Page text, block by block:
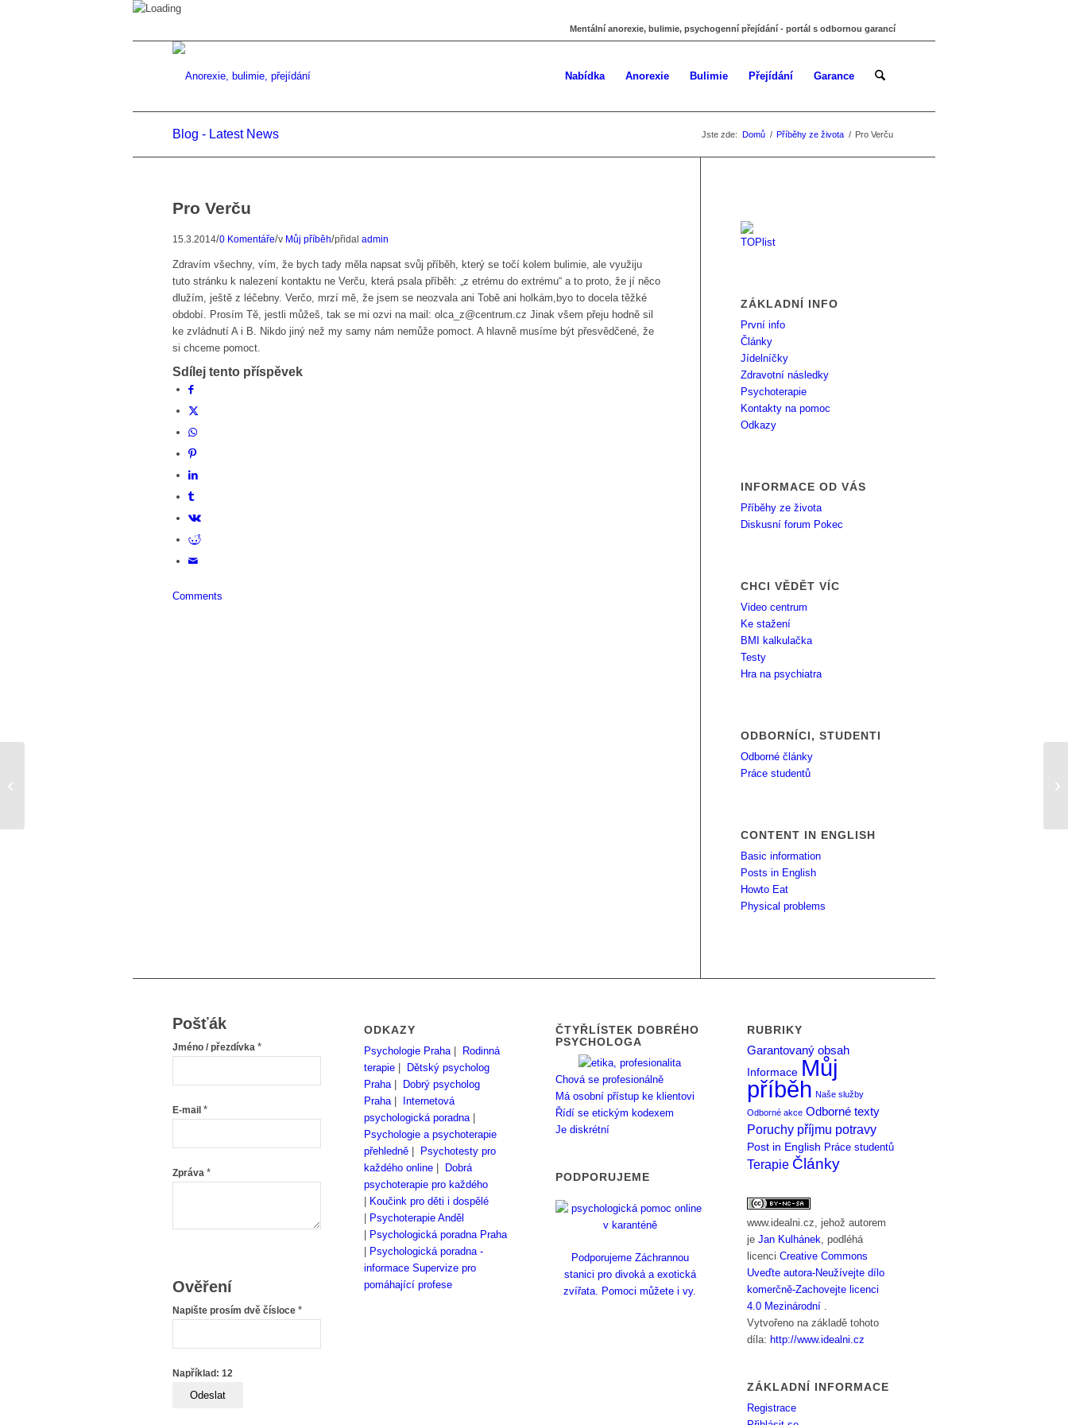
Mentální anorexie, bulimie, psychogenní přejídání - portál s odbornou garancí
Nabídka Anorexie Bulimie Přejídání Garance
Blog - Latest News Jste zde: Domů / Příběhy ze života / Pro Verču
Pro Verču
15.3.2014/0 Komentáře/v Můj příběh/přidal admin
Zdravím všechny, vím, že bych tady měla napsat svůj příběh, který se točí kolem bulimie, ale využiju
tuto stránku k nalezení kontaktu ne Verču, která psala příběh: „z etrému do extrému“ a to proto, že jí něco
dlužím, ještě z léčebny. Verčo, mrzí mě, že jsem se neozvala ani Tobě ani holkám,byo to docela těžké
období. Prosím Tě, jestli můžeš, tak se mi ozvi na mail: olca_z@centrum.cz Jinak všem přeju hodně sil
ke zvládnutí A i B. Nikdo jiný než my samy nám nemůže pomoct. A hlavně musíme být přesvědčené, že
si chceme pomoct.
Sdílej tento příspěvek
Comments
ZÁKLADNÍ INFO
První info
Články
Jídelníčky
Zdravotní následky
Psychoterapie
Kontakty na pomoc
Odkazy
INFORMACE OD VÁS
Příběhy ze života
Diskusní forum Pokec
CHCI VĚDĚT VÍC
Video centrum
Ke stažení
BMI kalkulačka
Testy
Hra na psychiatra
ODBORNÍCI, STUDENTI
Odborné články
Práce studentů
CONTENT IN ENGLISH
Basic information
Posts in English
Howto Eat
Physical problems
Pošťák
Jméno / přezdívka *
E-mail *
Zpráva *
Ověření
Napište prosím dvě čísloce *
Například: 12
ODKAZY
Psychologie Praha|
Rodinná
terapie
Dětský psycholog
Praha|
Dobrý psycholog
Praha|
Internetová
psychologická poradna|
Psychologie a psychoterapie
přehledně
Psychotesty pro
každého online
Dobrá
psychoterapie pro každého
Koučink pro děti i dospělé
Psychoterapie Anděl
Psychologická poradna Praha
Psychologická poradna -
informace Supervize pro
pomáhající profese
ČTYŘLÍSTEK DOBRÉHO
PSYCHOLOGA
Chová se profesionálně
Má osobní přístup ke klientovi
Řídí se etickým kodexem
Je diskrétní
PODPORUJEME
Podporujeme Záchrannou
stanici pro divoká a exotická
zvířata. Pomoci můžete i vy.
RUBRIKY
Garantovaný obsah
Informace Můj
příběh Naše služby
Odborné akce Odborné texty
Poruchy příjmu potravy
Post in English Práce studentů
Terapie Články
www.idealni.cz, jehož autorem
jeJan Kulhánek, podléhá
licenciCreative Commons
Uveďte autora-Neužívejte dílo
komerčně-Zachovejte licenci
4.0 Mezinárodní .
Vytvořeno na základě tohoto
díla: http://www.idealni.cz
ZÁKLADNÍ INFORMACE
Registrace